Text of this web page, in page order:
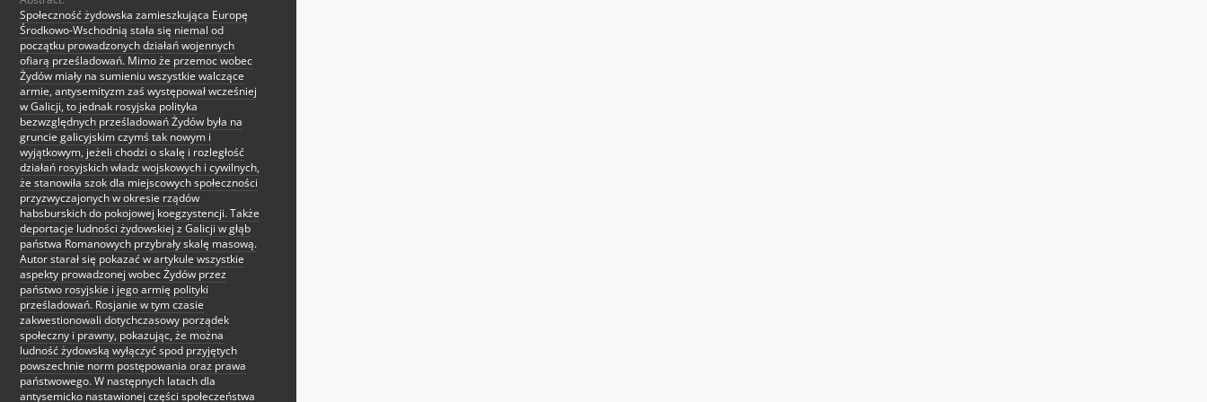
Społeczność żydowska zamieszkująca Europę
Środkowo-Wschodnią stała się niemal od
początku prowadzonych działań wojennych
ofiarą prześladowań. Mimo że przemoc wobec
Żydów miały na sumieniu wszystkie walczące
armie, antysemityzm zaś występował wcześniej
w Galicji, to jednak rosyjska polityka
bezwzględnych prześladowań Żydów była na
gruncie galicyjskim czymś tak nowym i
wyjątkowym, jeżeli chodzi o skalę i rozległość
działań rosyjskich władz wojskowych i cywilnych,
że stanowiła szok dla miejscowych społeczności
przyzwyczajonych w okresie rządów
habsburskich do pokojowej koegzystencji. Także
deportacje ludności żydowskiej z Galicji w głąb
państwa Romanowych przybrały skalę masową.
Autor starał się pokazać w artykule wszystkie
aspekty prowadzonej wobec Żydów przez
państwo rosyjskie i jego armię polityki
prześladowań. Rosjanie w tym czasie
zakwestionowali dotychczasowy porządek
społeczny i prawny, pokazując, że można
ludność żydowską wyłączyć spod przyjętych
powszechnie norm postępowania oraz prawa
państwowego. W następnych latach dla
antysemicko nastawionej części społeczeństwa